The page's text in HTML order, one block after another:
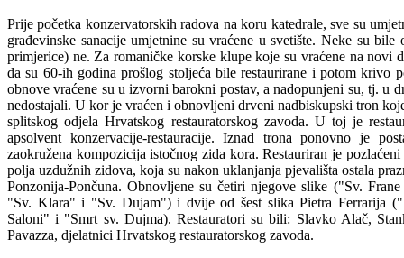
Prije početka konzervatorskih radova na koru katedrale, sve su
građevinske sanacije umjetnine su vraćene u svetište. Neke su
primjerice) ne. Za romaničke korske klupe koje su vraćene na novi
da su 60-ih godina prošlog stoljeća bile restaurirane i potom krivo
obnove vraćene su u izvorni barokni postav, a nadopunjeni su, tj. u
nedostajali. U kor je vraćen i obnovljeni drveni nadbiskupski tron
splitskog odjela Hrvatskog restauratorskog zavoda. U toj je
apsolvent konzervacije-restauracije. Iznad trona ponovno je
zaokružena kompozicija istočnog zida kora. Restauriran je
polja uzdužnih zidova, koja su nakon uklanjanja pjevališta ostala
Ponzonija-Pončuna. Obnovljene su četiri njegove slike ("Sv.
"Sv. Klara" i "Sv. Dujam") i dvije od šest slika Pietra Ferrarija
Saloni" i "Smrt sv. Dujma). Restauratori su bili: Slavko Alač,
Pavazza, djelatnici Hrvatskog restauratorskog zavoda.